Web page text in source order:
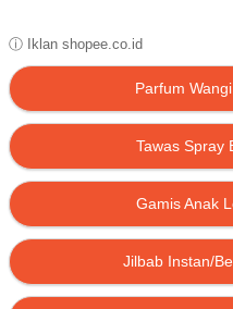
ⓘ Iklan shopee.co.id
Parfum
Tawas Spray
Gamis Anak
Jilbab Instan/